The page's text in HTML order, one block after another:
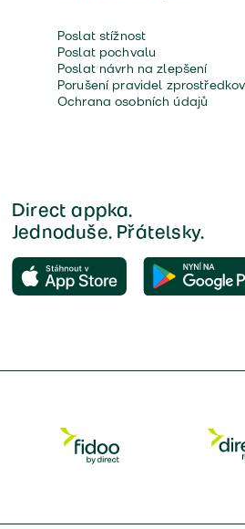
Poslat stížnost
Poslat pochvalu
Poslat návrh na zlepšení
Porušení pravidel
Ochrana osobních údajů
Direct appka.
Jednoduše. Přátelsky.